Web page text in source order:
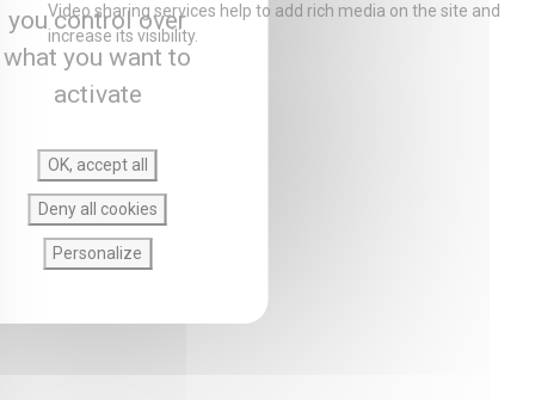
Video sharing services help to add rich media on the site and
increase its visibility.
you control over
what you want to
activate
OK, accept all
Deny all cookies
Personalize